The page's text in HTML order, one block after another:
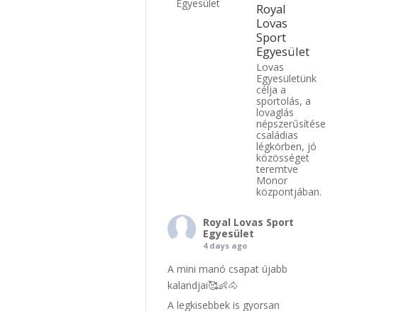
Royal
Lovas
Sport
Egyesület
Lovas
Egyesületünk
célja a
sportolás, a
lovaglás
népszerűsítése
családias
légkörben, jó
közösséget
teremtve
Monor
központjában.
Royal Lovas Sport
Egyesület
4 days ago
A mini manó csapat újabb
kalandjai🥰👶🐴
A legkisebbek is gyorsan